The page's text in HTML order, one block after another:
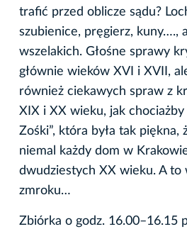
trafić przed oblicze sądu?
szubienice, pręgierz, kuny….,
wszelakich. Głośne sprawy
głównie wieków XVI i XVII,
również ciekawych spraw z
XIX i XX wieku, jak chociażby
Zośki”, która była tak piękna,
niemal każdy dom w
dwudziestych XX wieku. A to
zmroku…
Zbiórka o godz. 16.00–16.15